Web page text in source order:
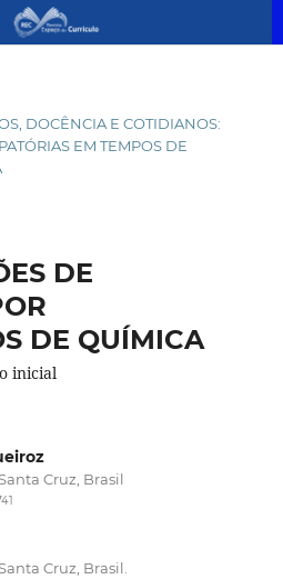
DOCÊNCIA E COTIDIANOS:
EM TEMPOS DE
DE
DE QUÍMICA
inicial
Cruz, Brasil
Cruz, Brasil.